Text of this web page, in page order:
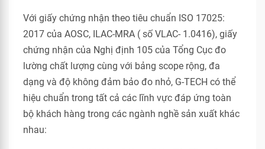
Với giấy chứng nhận theo tiêu chuẩn ISO 17025:
2017 của AOSC, ILAC-MRA ( số VLAC- 1.0416), giấy
chứng nhận của Nghị định 105 của Tổng Cục đo
lường chất lượng cùng với bảng scope rộng, đa
dạng và độ không đảm bảo đo nhỏ, G-TECH có thể
hiệu chuẩn trong tất cả các lĩnh vực đáp ứng toàn
bộ khách hàng trong các ngành nghề sản xuất khác
nhau: